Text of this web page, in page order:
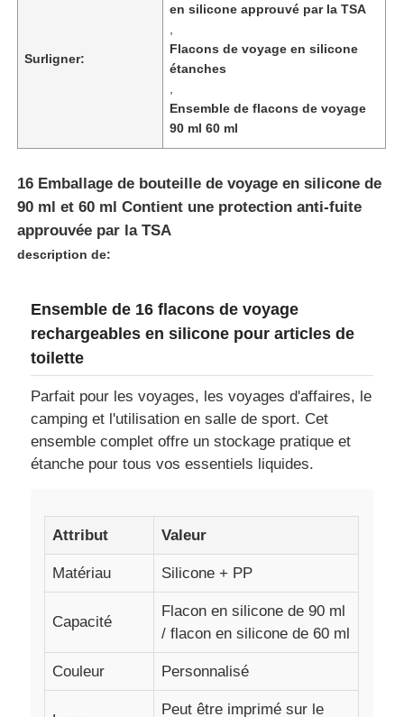
Vidéos
À propos de nous
Visite de l'usine
Contrôle qualité
Nouvelles
Cas
Ensemble de bouteilles de voyage en silicone
bouteille de voyage en silicone
Surligner:
en silicone approuvé par la TSA
Flacons de voyage en silicone
étanches
Ensemble de flacons de voyage
90 ml 60 ml
16 Emballage de bouteille de voyage en silicone de
90 ml et 60 ml Contient une protection anti-fuite
approuvée par la TSA
description de:
Ensemble de 16 flacons de voyage
rechargeables en silicone pour articles de
toilette
Parfait pour les voyages, les voyages d'affaires, le
camping et l'utilisation en salle de sport. Cet
ensemble complet offre un stockage pratique et
étanche pour tous vos essentiels liquides.
Attribut Valeur
Matériau Silicone + PP
Capacité
Flacon en silicone de 90 ml
/ flacon en silicone de 60 ml
Couleur Personnalisé
Peut être imprimé sur le